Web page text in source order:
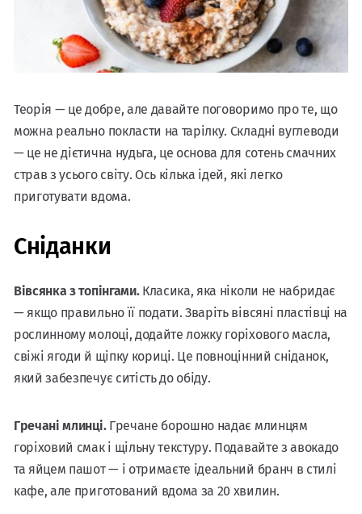
Теорія — це добре, але давайте поговоримо про те, що
можна реально покласти на тарілку. Складні вуглеводи
— це не дієтична нудьга, це основа для сотень смачних
страв з усього світу. Ось кілька ідей, які легко
приготувати вдома.
Сніданки
Вівсянка з топінгами.Класика, яка ніколи не набридає
— якщо правильно її подати. Зваріть вівсяні пластівці на
рослинному молоці, додайте ложку горіхового масла,
свіжі ягоди й щіпку кориці. Це повноцінний сніданок,
який забезпечує ситість до обіду.
Гречані млинці.Гречане борошно надає млинцям
горіховий смак і щільну текстуру. Подавайте з авокадо
та яйцем пашот — і отримаєте ідеальний бранч в стилі
кафе, але приготований вдома за 20 хвилин.